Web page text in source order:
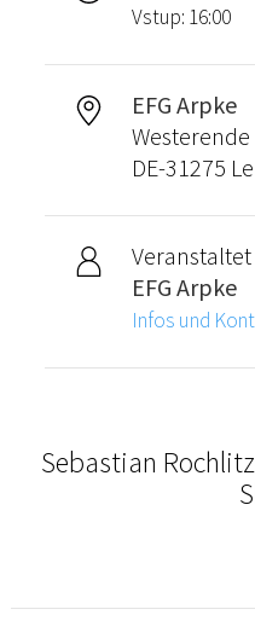
Vstup: 16:00
EFG Arpke
Westerende
DE-31275
EFG Arpke
Infos und
Sebastian